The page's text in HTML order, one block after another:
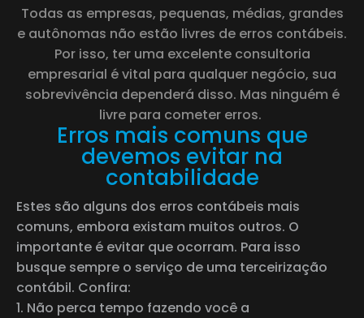
Todas as empresas, pequenas, médias, grandes
e autônomas não estão livres de erros contábeis.
Por isso, ter uma excelente consultoria
empresarial é vital para qualquer negócio, sua
sobrevivência dependerá disso. Mas ninguém é
livre para cometer erros.
Erros mais comuns que
devemos evitar na
contabilidade
Estes são alguns dos erros contábeis mais
comuns, embora existam muitos outros. O
importante é evitar que ocorram. Para isso
busque sempre o serviço de uma terceirização
contábil. Confira:
Não perca tempo fazendo você a